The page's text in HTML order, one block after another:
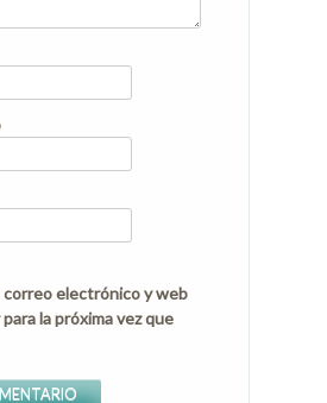
correo electrónico y web
la próxima vez que